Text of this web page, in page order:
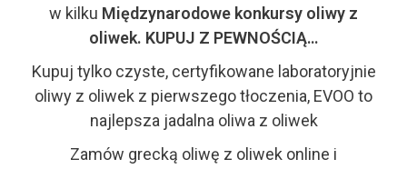
w kilku Międzynarodowe konkursy oliwy z
oliwek. KUPUJ Z PEWNOŚCIĄ…
Kupuj tylko czyste, certyfikowane laboratoryjnie
oliwy z oliwek z pierwszego tłoczenia, EVOO to
najlepsza jadalna oliwa z oliwek
Zamów grecką oliwę z oliwek online i